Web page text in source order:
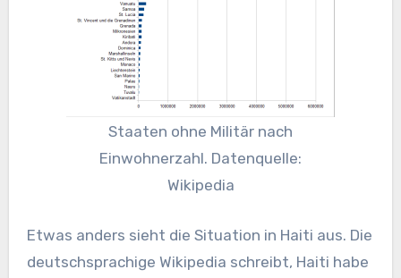
Staaten ohne Militär nach
Einwohnerzahl. Datenquelle:
Wikipedia
Etwas anders sieht die Situation in Haiti aus. Die
deutschsprachige Wikipedia schreibt, Haiti habe